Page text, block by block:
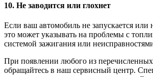
10. Не заводится или глохнет
Если ваш автомобиль не запускается или
это может указывать на проблемы с
системой зажигания или
При появлении любого из
обращайтесь в наш сервисный центр.